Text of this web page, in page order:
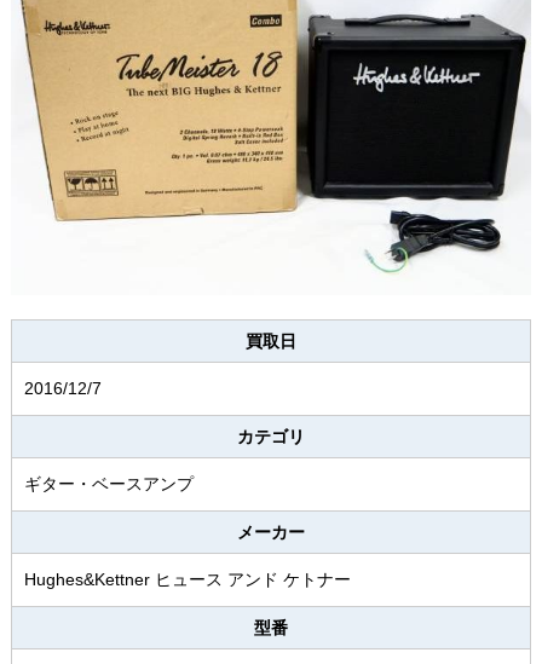
買取日
2016/12/7
カテゴリ
ギター・ベースアンプ
メーカー
Hughes&Kettner ヒュース アンド ケトナー
型番